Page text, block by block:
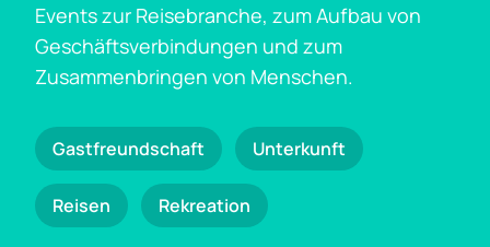
Events zur Reisebranche, zum Aufbau von
Geschäftsverbindungen und zum
Zusammenbringen von Menschen.
Gastfreundschaft Unterkunft
Reisen Rekreation